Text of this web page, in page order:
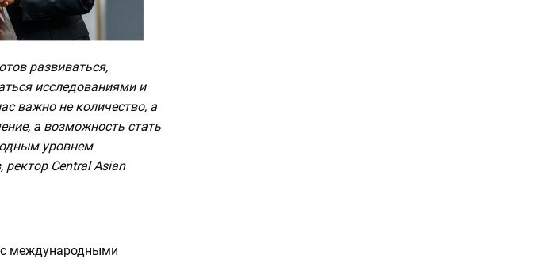
развиваться,
исследованиями и
важно не количество, а
а возможность стать
уровнем
Central Asian
с международными